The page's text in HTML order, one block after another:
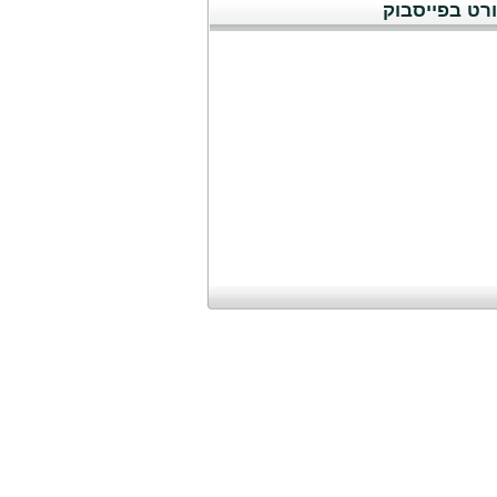
בפייסבוק